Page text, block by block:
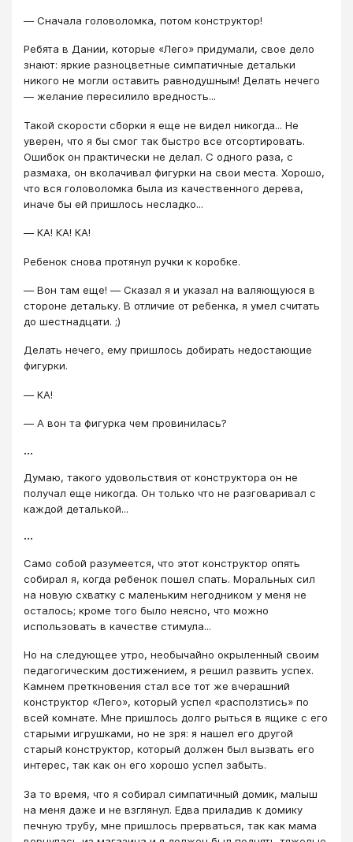
― Сначала головоломка, потом конструктор!
Ребята в Дании, которые «Лего» придумали, свое дело
знают: яркие разноцветные симпатичные детальки
никого не могли оставить равнодушным! Делать нечего
― желание пересилило вредность...
Такой скорости сборки я еще не видел никогда... Не
уверен, что я бы смог так быстро все отсортировать.
Ошибок он практически не делал. С одного раза, с
размаха, он вколачивал фигурки на свои места. Хорошо,
что вся головоломка была из качественного дерева,
иначе бы ей пришлось несладко...
― КА! КА! КА!
Ребенок снова протянул ручки к коробке.
― Вон там еще! ― Сказал я и указал на валяющуюся в
стороне детальку. В отличие от ребенка, я умел считать
до шестнадцати. ;)
Делать нечего, ему пришлось добирать недостающие
фигурки.
― КА!
― А вон та фигурка чем провинилась?
...
Думаю, такого удовольствия от конструктора он не
получал еще никогда. Он только что не разговаривал с
каждой деталькой...
...
Само собой разумеется, что этот конструктор опять
собирал я, когда ребенок пошел спать. Моральных сил
на новую схватку с маленьким негодником у меня не
осталось; кроме того было неясно, что можно
использовать в качестве стимула...
Но на следующее утро, необычайно окрыленный своим
педагогическим достижением, я решил развить успех.
Камнем преткновения стал все тот же вчерашний
конструктор «Лего», который успел «расползтись» по
всей комнате. Мне пришлось долго рыться в ящике с его
старыми игрушками, но не зря: я нашел его другой
старый конструктор, который должен был вызвать его
интерес, так как он его хорошо успел забыть.
За то время, что я собирал симпатичный домик, малыш
на меня даже и не взглянул. Едва приладив к домику
печную трубу, мне пришлось прерваться, так как мама